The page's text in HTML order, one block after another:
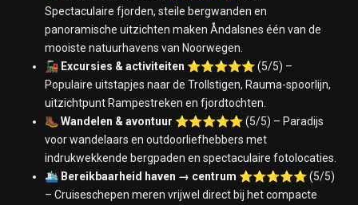
Spectaculaire fjorden, steile bergwanden en
panoramische uitzichten maken Åndalsnes één van de
mooiste natuurhavens van Noorwegen.
🚂 Excursies & activiteiten ⭐⭐⭐⭐⭐ (5/5) –
Populaire uitstapjes naar de Trollstigen, Rauma-spoorlijn,
uitzichtpunt Rampestreken en fjordtochten.
🥾 Wandelen & avontuur ⭐⭐⭐⭐⭐ (5/5) – Paradijs
voor wandelaars en outdoorliefhebbers met
indrukwekkende bergpaden en spectaculaire fotolocaties.
🛳️ Bereikbaarheid haven → centrum ⭐⭐⭐⭐⭐ (5/5)
– Cruiseschepen meren vrijwel direct bij het compacte